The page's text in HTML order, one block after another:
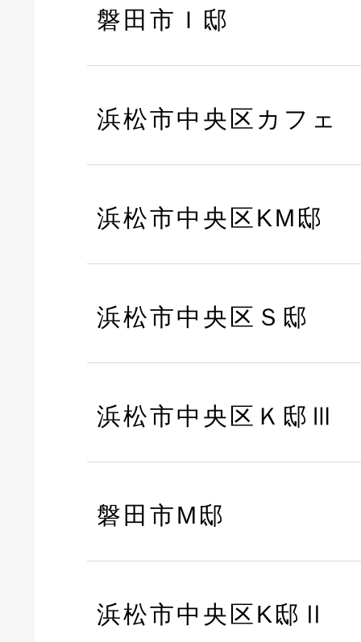
磐田市Ｉ邸
浜松市中央区カフェ
浜松市中央区KM邸
浜松市中央区Ｓ邸
浜松市中央区Ｋ邸Ⅲ
磐田市M邸
浜松市中央区K邸Ⅱ